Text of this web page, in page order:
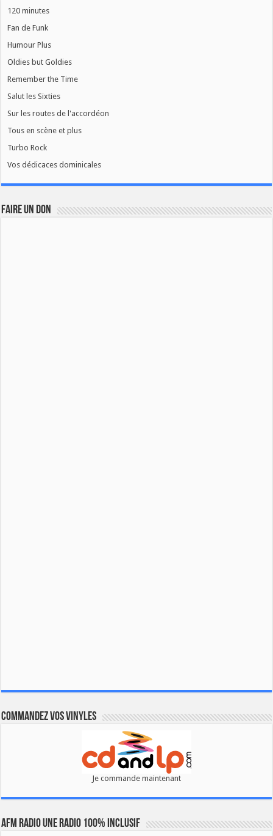
120 minutes
Fan de Funk
Humour Plus
Oldies but Goldies
Remember the Time
Salut les Sixties
Sur les routes de l'accordéon
Tous en scène et plus
Turbo Rock
Vos dédicaces dominicales
FAIRE UN DON
Commandez vos vinyles
Je commande maintenant
AFM RADIO UNE RADIO 100% INCLUSIF